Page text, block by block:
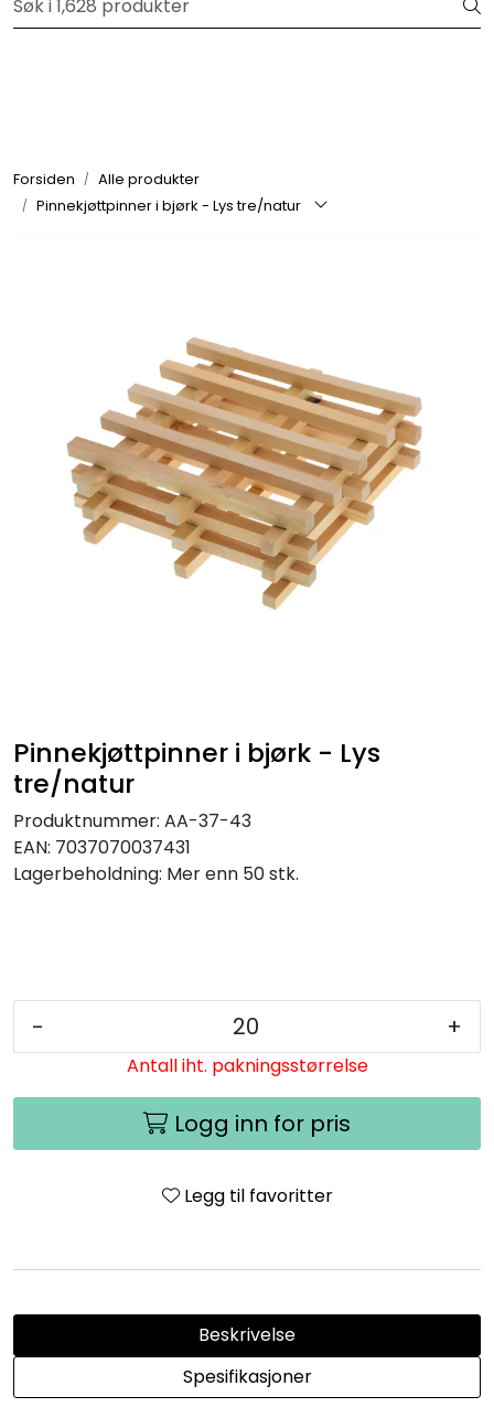
Skip to main contentVelkommen til vår forhandlerportal
Forsiden
Alle produkter
Pinnekjøttpinner i bjørk - Lys tre/natur
Pinnekjøttpinner i bjørk - Lys
tre/natur
Produktnummer: AA-37-43
EAN: 7037070037431
Lagerbeholdning: Mer enn 50 stk.
- +
Antall iht. pakningsstørrelse
Logg inn for pris
Legg til favoritter
Beskrivelse
Spesifikasjoner
Om oss